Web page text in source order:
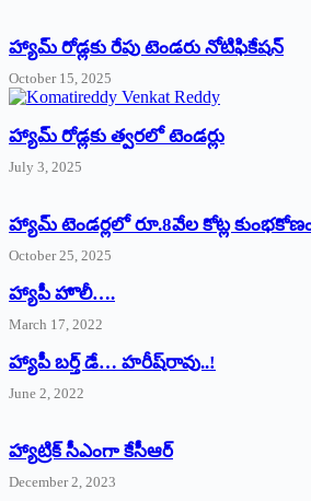
హ్యామ్‌ రోడ్లకు రేపు టెండరు నోటిఫికేషన్‌
October 15, 2025
హ్యామ్‌ రోడ్లకు త్వరలో టెండర్లు
July 3, 2025
హ్యామ్‌ ‌టెండర్లలో రూ.8వేల కోట్ల
October 25, 2025
హ్యాపీ హొలీ….
March 17, 2022
హ్యాపీ బర్త్ ‌డే… హరీష్‌రావు..!
June 2, 2022
హ్యాట్రిక్‌ ‌సీఎంగా కేసీఆర్‌
December 2, 2023